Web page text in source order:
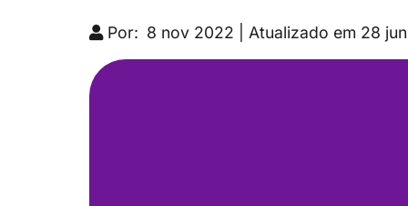
Por: 8 nov 2022 | Atualizado em 28